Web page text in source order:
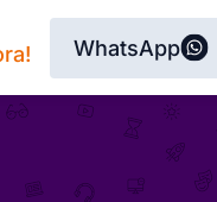
WhatsApp